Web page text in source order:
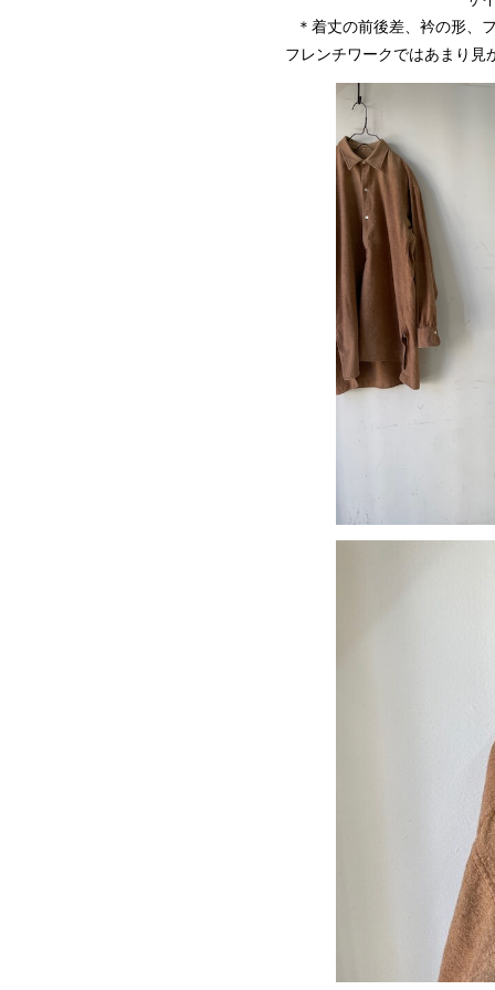
＊着丈の前後差、衿の形、
フレンチワークではあまり